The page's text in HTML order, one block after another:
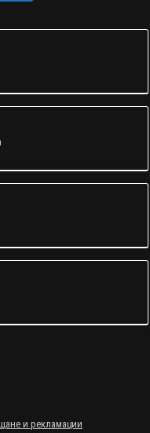
и рекламации